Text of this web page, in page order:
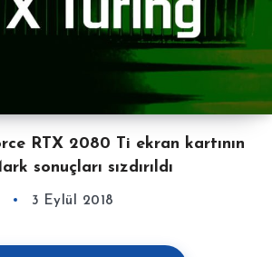
RTX 2080 Ti ekran kartının
sonuçları sızdırıldı
3 Eylül 2018